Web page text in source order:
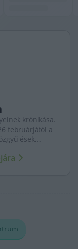
krónikása.
februárjától a
jelennek